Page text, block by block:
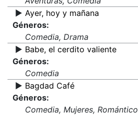
▶️ Ayer, hoy y mañana
Géneros:
Comedia, Drama
▶️ Babe, el cerdito valiente
Géneros:
Comedia
▶️ Bagdad Café
Géneros:
Comedia, Mujeres, Romántico